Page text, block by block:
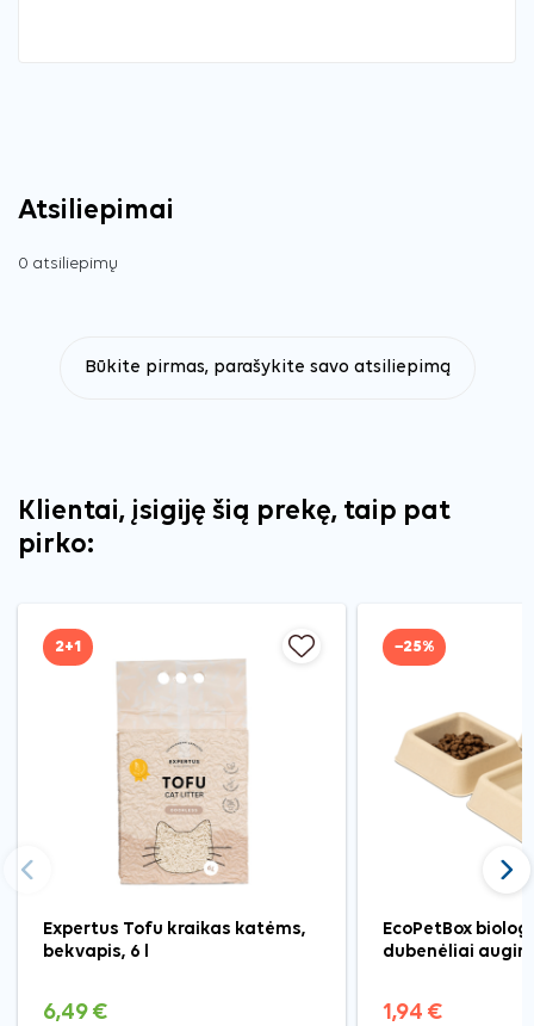
Atsiliepimai
0 atsiliepimų
Būkite pirmas, parašykite savo atsiliepimą
Klientai, įsigiję šią prekę, taip pat
pirko:
2+1
Expertus Tofu kraikas katėms,
bekvapis, 6 l
6,49 €
−25%
EcoPetBox
dubenėliai
1,94 €
Ankstesnis